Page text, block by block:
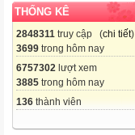
THỐNG KÊ
2848311 truy cập (chi tiết)
3699 trong hôm nay
6757302 lượt xem
3885 trong hôm nay
136 thành viên